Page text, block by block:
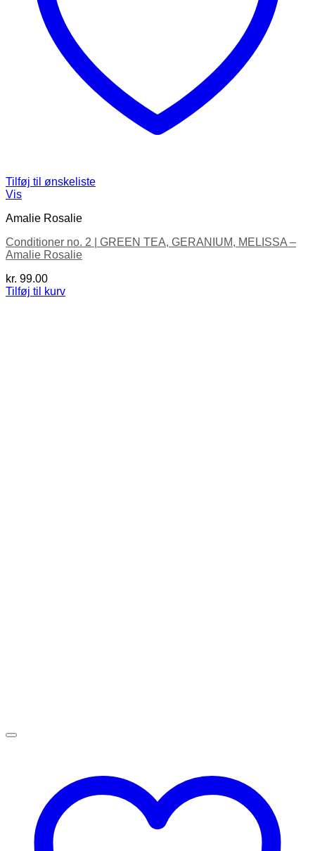
Tilføj til ønskeliste
Vis
Amalie Rosalie
Conditioner no. 2 | GREEN TEA, GERANIUM, MELISSA –
Amalie Rosalie
kr. 99.00
Tilføj til kurv